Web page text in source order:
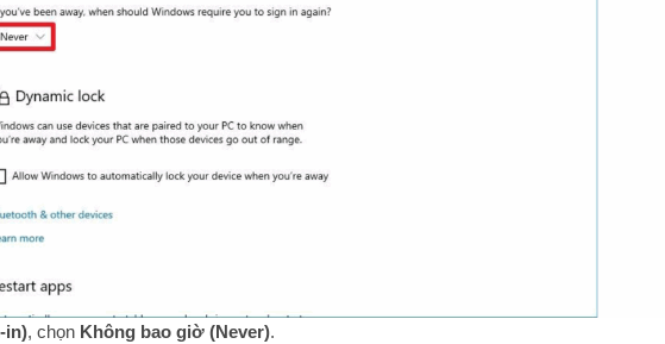
in), chọn Không bao giờ (Never).